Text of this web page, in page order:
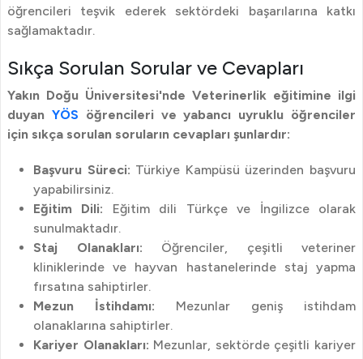
öğrencileri teşvik ederek sektördeki başarılarına katkı
sağlamaktadır.
Sıkça Sorulan Sorular ve Cevapları
Yakın Doğu Üniversitesi'nde Veterinerlik eğitimine ilgi
duyan YÖS öğrencileri ve yabancı uyruklu öğrenciler
için sıkça sorulan soruların cevapları şunlardır:
Başvuru Süreci: Türkiye Kampüsü üzerinden başvuru
yapabilirsiniz.
Eğitim Dili: Eğitim dili Türkçe ve İngilizce olarak
sunulmaktadır.
Staj Olanakları: Öğrenciler, çeşitli veteriner
kliniklerinde ve hayvan hastanelerinde staj yapma
fırsatına sahiptirler.
Mezun İstihdamı: Mezunlar geniş istihdam
olanaklarına sahiptirler.
Kariyer Olanakları: Mezunlar, sektörde çeşitli kariyer